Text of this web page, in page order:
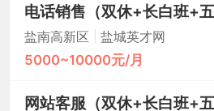
电话销售（双休+长白班+五
盐南高新区 盐城英才网
5000~10000元/月
网站客服（双休+长白班+五